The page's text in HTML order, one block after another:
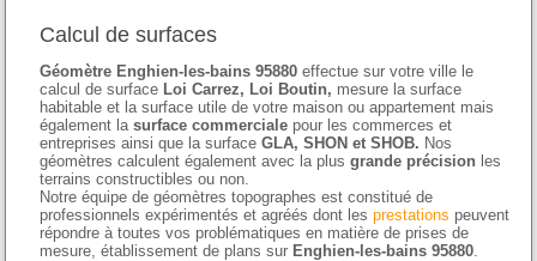
Calcul de surfaces
Géomètre Enghien-les-bains 95880 effectue sur votre ville le
calcul de surface Loi Carrez, Loi Boutin, mesure la surface
habitable et la surface utile de votre maison ou appartement mais
également lasurface commerciale pour les commerces et
entreprises ainsi que la surfaceGLA, SHON et SHOB. Nos
géomètres calculent également avec la plusgrande précision les
terrains constructibles ou non.
Notre équipe de géomètres topographes est constitué de
professionnels expérimentés et agréés dont lesprestations peuvent
répondre à toutes vos problématiques en matière de prises de
mesure, établissement de plans sur Enghien-les-bains 95880